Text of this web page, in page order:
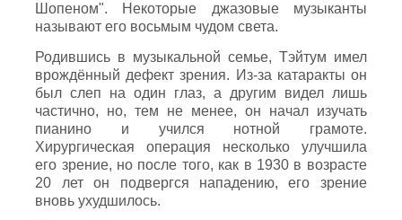
Шопеном". Некоторые джазовые музыканты
называют его восьмым чудом света.
Родившись в музыкальной семье, Тэйтум имел
врождённый дефект зрения. Из-за катаракты он
был слеп на один глаз, а другим видел лишь
частично, но, тем не менее, он начал изучать
пианино и учился нотной грамоте.
Хирургическая операция несколько улучшила
его зрение, но после того, как в 1930 в возрасте
20 лет он подвергся нападению, его зрение
вновь ухудшилось.